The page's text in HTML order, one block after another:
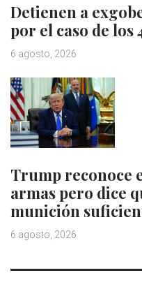
Detienen a
por el caso de los
6 agosto, 2026
Trump reconoce
armas pero dice
munición
6 agosto, 2026